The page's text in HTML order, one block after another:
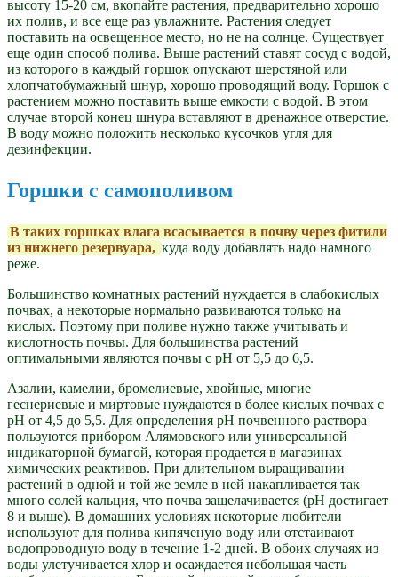
высоту 15-20 см, вкопайте растения, предварительно хорошо
их полив, и все еще раз увлажните. Растения следует
поставить на освещенное место, но не на солнце. Существует
еще один способ полива. Выше растений ставят сосуд с водой,
из которого в каждый горшок опускают шерстяной или
хлопчатобумажный шнур, хорошо проводящий воду. Горшок с
растением можно поставить выше емкости с водой. В этом
случае второй конец шнура вставляют в дренажное отверстие.
В воду можно положить несколько кусочков угля для
дезинфекции.
Горшки с самополивом
В таких горшках влага всасывается в почву через фитили
из нижнего резервуара, куда воду добавлять надо намного
реже.
Большинство комнатных растений нуждается в слабокислых
почвах, а некоторые нормально развиваются только на
кислых. Поэтому при поливе нужно также учитывать и
кислотность почвы. Для большинства растений
оптимальными являются почвы с рН от 5,5 до 6,5.
Азалии, камелии, бромелиевые, хвойные, многие
геснериевые и миртовые нуждаются в более кислых почвах с
рН от 4,5 до 5,5. Для определения рН почвенного раствора
пользуются прибором Алямовского или универсальной
индикаторной бумагой, которая продается в магазинах
химических реактивов. При длительном выращивании
растений в одной и той же земле в ней накапливается так
много солей кальция, что почва защелачивается (рН достигает
8 и выше). В домашних условиях некоторые любители
используют для полива кипяченую воду или отстаивают
водопроводную воду в течение 1-2 дней. В обоих случаях из
воды улетучивается хлор и осаждается небольшая часть